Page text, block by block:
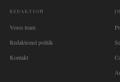
REDAKTION
Vores team
Redaktionel politik
Kontakt